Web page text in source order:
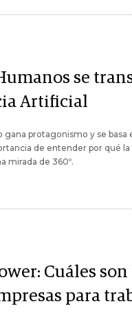
se
Artificial
protagonismo y se basa
de entender por qué
mirada de 360º.
Cuáles son
para